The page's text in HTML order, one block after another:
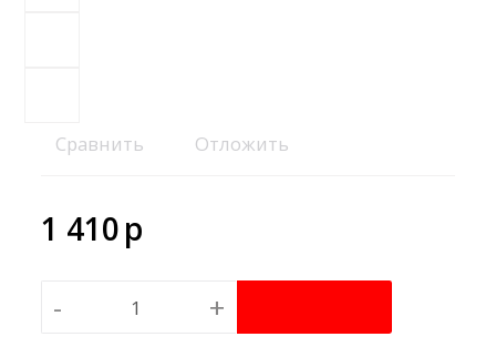
Сравнить Отложить
1 410p
- +